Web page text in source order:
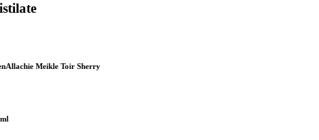
Meikle Toir Sherry